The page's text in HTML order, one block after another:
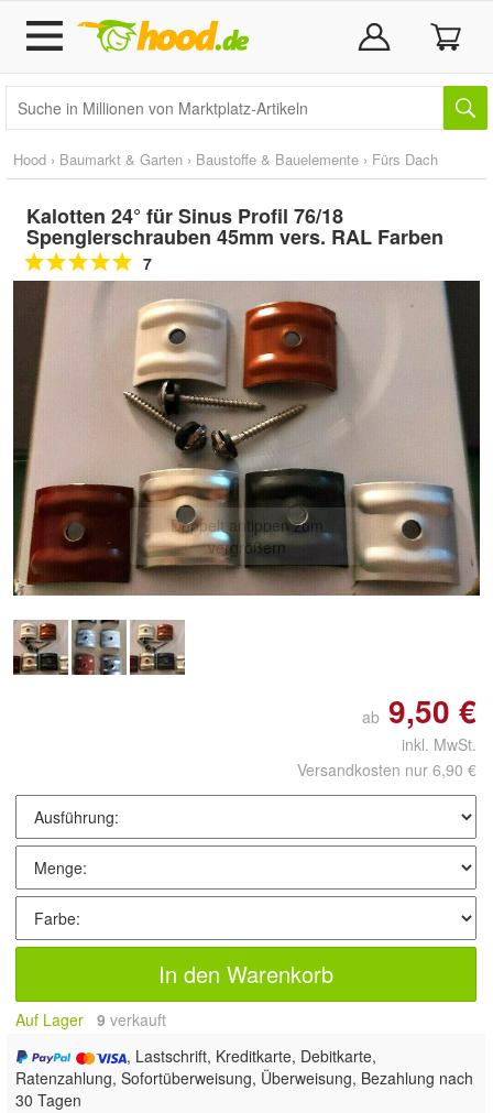
Hood › Baumarkt & Garten › Baustoffe & Bauelemente › Fürs Dach
Kalotten 24° für Sinus Profil 76/18
Spenglerschrauben 45mm vers. RAL Farben
7
Doppelt antippen zum
vergrößern
ab 9,50 €
inkl. MwSt.
Versandkosten nur 6,90 €
In den Warenkorb
Auf Lager 9 verkauft
, Lastschrift, Kreditkarte, Debitkarte,
Ratenzahlung, Sofortüberweisung, Überweisung, Bezahlung nach
30 Tagen